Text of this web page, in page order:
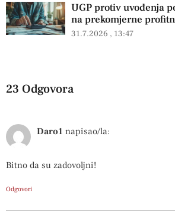
UGP protiv uvođenja
na prekomjerne
31.7.2026 13:47
23 Odgovora
Daro1 napisao/la:
Bitno da su zadovoljni!
Odgovori